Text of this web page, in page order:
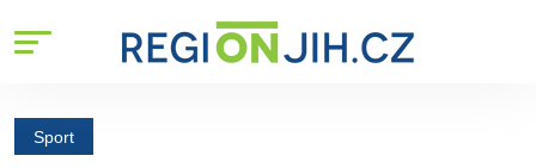
Sport